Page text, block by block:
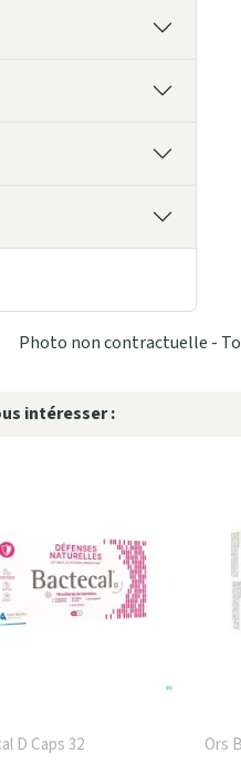
Photo non contractuelle -
intéresser :
D Caps 32 Ors